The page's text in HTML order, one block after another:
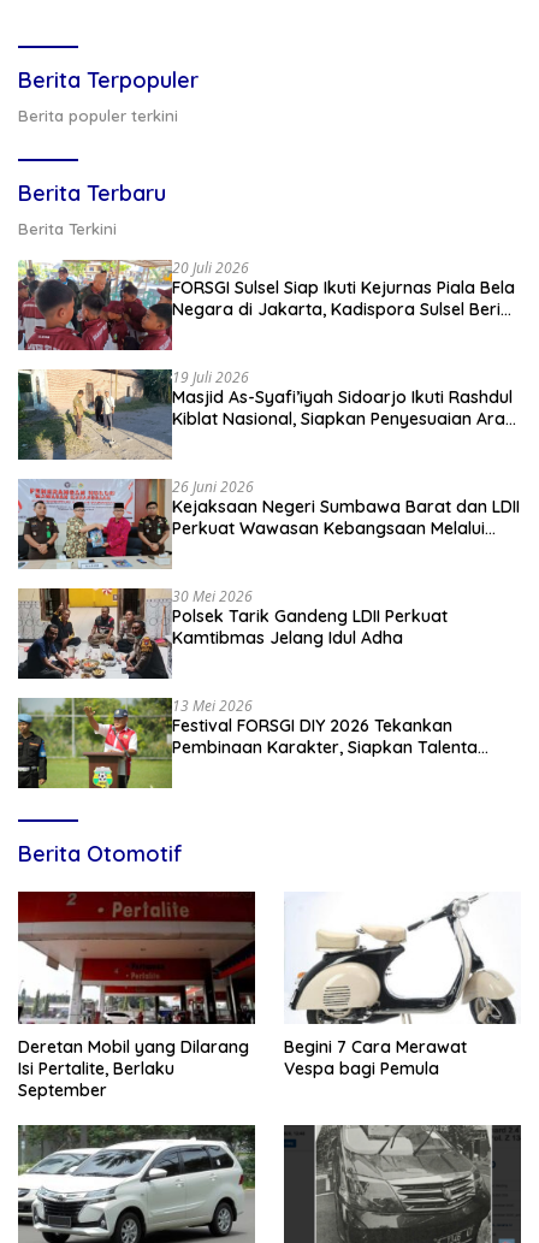
Berita Terpopuler
Berita populer terkini
Berita Terbaru
Berita Terkini
20 Juli 2026
FORSGI Sulsel Siap Ikuti Kejurnas Piala Bela
Negara di Jakarta, Kadispora Sulsel Beri
19 Juli 2026
Masjid As-Syafi’iyah Sidoarjo Ikuti Rashdul
Kiblat Nasional, Siapkan Penyesuaian Arah
26 Juni 2026
Kejaksaan Negeri Sumbawa Barat dan LDII
Perkuat Wawasan Kebangsaan Melalui
30 Mei 2026
Polsek Tarik Gandeng LDII Perkuat
Kamtibmas Jelang Idul Adha
13 Mei 2026
Festival FORSGI DIY 2026 Tekankan
Pembinaan Karakter, Siapkan Talenta
Berita Otomotif
Deretan Mobil yang Dilarang
Isi Pertalite, Berlaku
September
Begini 7 Cara Merawat
Vespa bagi Pemula